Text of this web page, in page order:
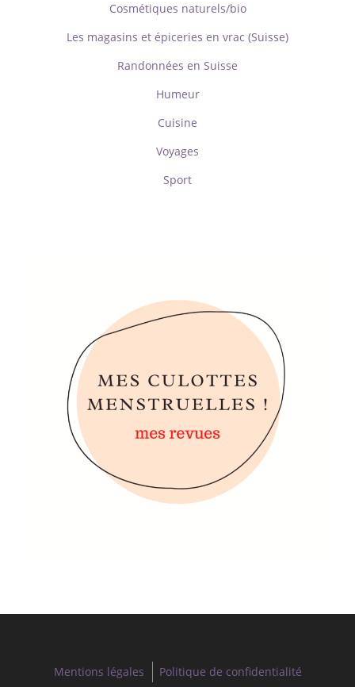
Cosmétiques naturels/bio
Les magasins et épiceries en vrac (Suisse)
Randonnées en Suisse
Humeur
Cuisine
Voyages
Sport
Mentions légales Politique de confidentialité